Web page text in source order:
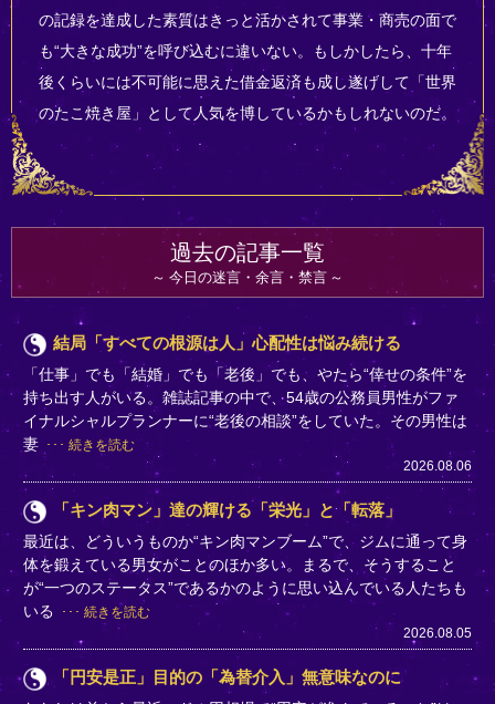
の記録を達成した素質はきっと活かされて事業・商売の面で
も“大きな成功”を呼び込むに違いない。もしかしたら、十年
後くらいには不可能に思えた借金返済も成し遂げして「世界
のたこ焼き屋」として人気を博しているかもしれないのだ。
過去の記事一覧
今日の迷言・余言・禁言
結局「すべての根源は人」心配性は悩み続ける
「仕事」でも「結婚」でも「老後」でも、やたら“倖せの条件”を
持ち出す人がいる。雑誌記事の中で、54歳の公務員男性がファ
イナルシャルプランナーに“老後の相談”をしていた。その男性は
妻
続きを読む
2026.08.06
「キン肉マン」達の輝ける「栄光」と「転落」
最近は、どういうものか“キン肉マンブーム”で、ジムに通って身
体を鍛えている男女がことのほか多い。まるで、そうすること
が“一つのステータス”であるかのように思い込んでいる人たちも
いる
続きを読む
2026.08.05
「円安是正」目的の「為替介入」無意味なのに